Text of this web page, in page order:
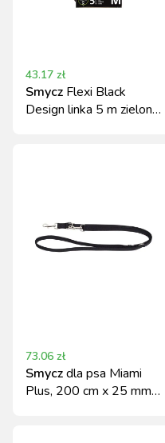
43.17 zł
Smycz Flexi Black
Design linka 5 m zielona
73.06 zł
Smyczdla psa Miami
Plus, 200 cm x 25 mm,